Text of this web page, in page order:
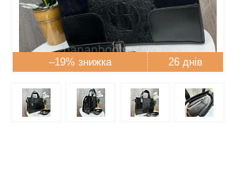
–19% 26 днів